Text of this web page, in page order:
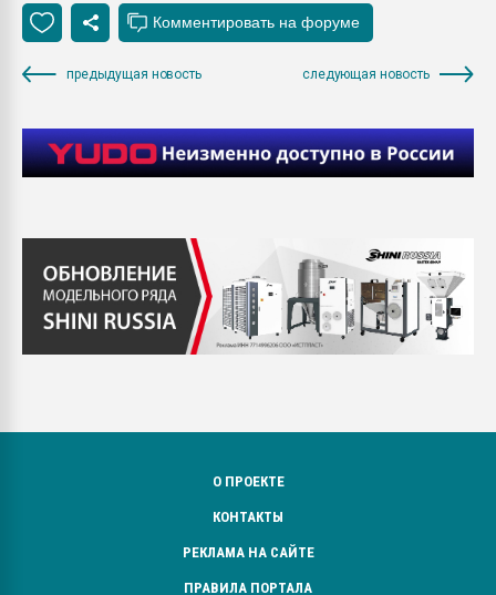
предыдущая новость следующая новость
О ПРОЕКТЕ
КОНТАКТЫ
РЕКЛАМА НА САЙТЕ
ПРАВИЛА ПОРТАЛА